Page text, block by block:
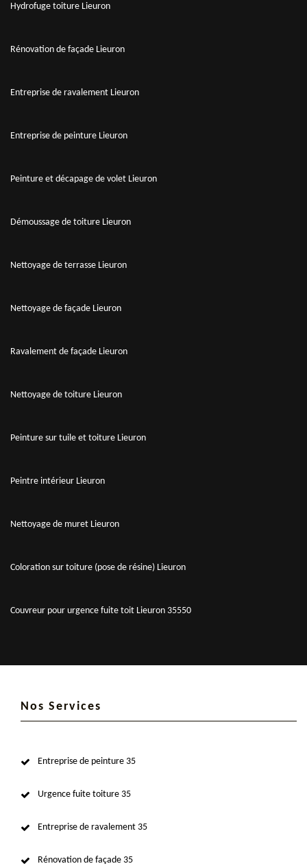
Hydrofuge toiture Lieuron
Rénovation de façade Lieuron
Entreprise de ravalement Lieuron
Entreprise de peinture Lieuron
Peinture et décapage de volet Lieuron
Démoussage de toiture Lieuron
Nettoyage de terrasse Lieuron
Nettoyage de façade Lieuron
Ravalement de façade Lieuron
Nettoyage de toiture Lieuron
Peinture sur tuile et toiture Lieuron
Peintre intérieur Lieuron
Nettoyage de muret Lieuron
Coloration sur toiture (pose de résine) Lieuron
Couvreur pour urgence fuite toit Lieuron 35550
Nos Services
Entreprise de peinture 35
Urgence fuite toiture 35
Entreprise de ravalement 35
Rénovation de façade 35